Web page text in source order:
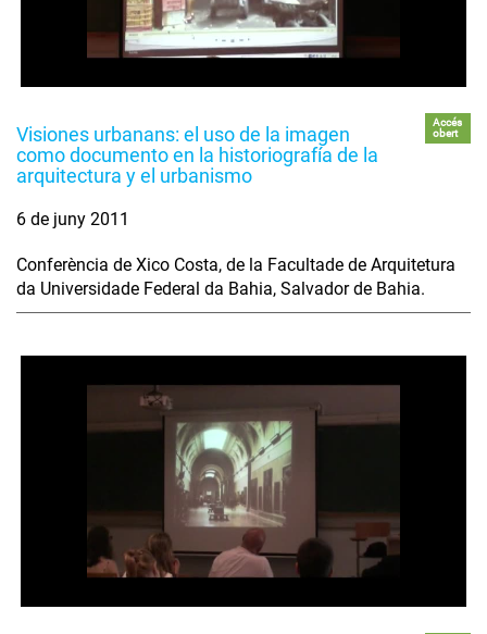
Visiones urbanans: el uso de la imagen
como documento en la historiografía de la
arquitectura y el urbanismo
Accés
obert
6 de juny 2011
Conferència de Xico Costa, de la Facultade de Arquitetura
da Universidade Federal da Bahia, Salvador de Bahia.